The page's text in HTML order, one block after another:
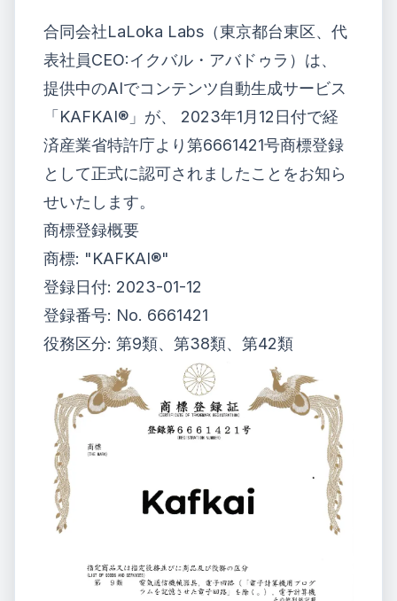
合同会社LaLoka Labs （東京都台東区、代
表社員CEO:イクバル・アバドゥラ）は、
提供中のAIでコンテンツ自動生成サービス
「KAFKAI®」 が、 2023年1月12日付で経
済産業省特許庁より第6661421号商標登録
として正式に認可されましたことをお知ら
せいたします。
商標登録概要
商標: "KAFKAI®"
登録日付: 2023-01-12
登録番号: No. 6661421
役務区分: 第9類、第38類、第42類